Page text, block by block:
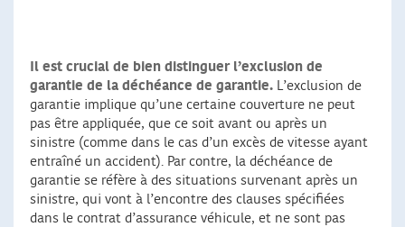
Il est crucial de bien distinguer l’exclusion de
garantie de la déchéance de garantie. L’exclusion de
garantie implique qu’une certaine couverture ne peut
pas être appliquée, que ce soit avant ou après un
sinistre (comme dans le cas d’un excès de vitesse ayant
entraîné un accident). Par contre, la déchéance de
garantie se réfère à des situations survenant après un
sinistre, qui vont à l’encontre des clauses spécifiées
dans le contrat d’assurance véhicule, et ne sont pas